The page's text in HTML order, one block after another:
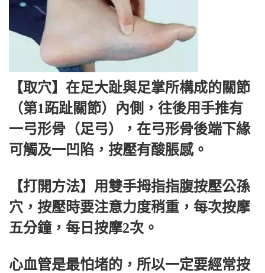
【取穴】在足大趾與足掌所構成的關節
（第1跖趾關節）內側，往後用手推有
一弓形骨（足弓），在弓形骨後端下緣
可觸及一凹陷，按壓有酸脹感。
【打開方法】用雙手拇指指腹按壓公孫
穴，按壓時要注意力度稍重，每次按摩
五分鐘，每日按摩2次。
心血管是最怕堵的，所以一定要經常按